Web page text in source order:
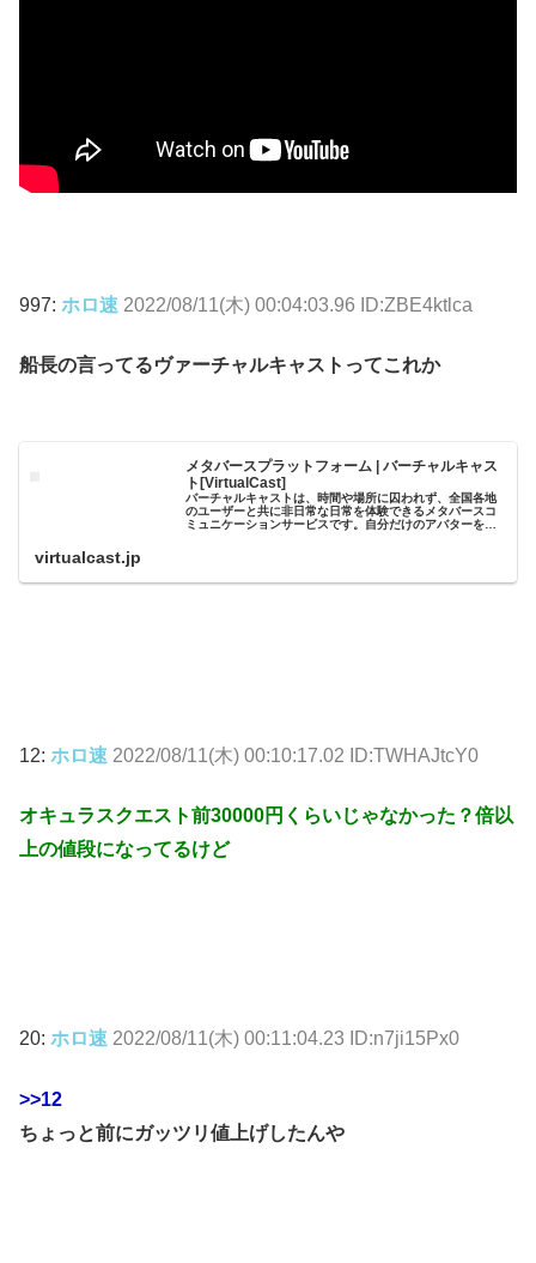
997: ホロ速 2022/08/11(木) 00:04:03.96 ID:ZBE4ktlca
船長の言ってるヴァーチャルキャストってこれか
メタバースプラットフォーム | バーチャルキャス
ト[VirtualCast]
バーチャルキャストは、時間や場所に囚われず、全国各地
のユーザーと共に非日常な日常を体験できるメタバースコ
ミュニケーションサービスです。自分だけのアバターを使
virtualcast.jp
12: ホロ速 2022/08/11(木) 00:10:17.02 ID:TWHAJtcY0
オキュラスクエスト前30000円くらいじゃなかった？倍以
上の値段になってるけど
20: ホロ速 2022/08/11(木) 00:11:04.23 ID:n7ji15Px0
>>12
ちょっと前にガッツリ値上げしたんや